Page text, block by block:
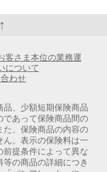
客さま本位の業務運
について
わせ
品、少額短期保険商品
であって保険商品間の
た、保険商品の内容の
。表示の保険料は一
提条件によって異な
の商品の詳細につき